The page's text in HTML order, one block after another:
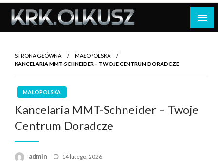
Skip
content
STRONA GŁÓWNA
MAŁOPOLSKA
KANCELARIA MMT-SCHNEIDER – TWOJE CENTRUM DORADCZE
MAŁOPOLSKA
Kancelaria MMT-Schneider – Twoje
Centrum Doradcze
admin
Opublikowane
14 lutego, 2026